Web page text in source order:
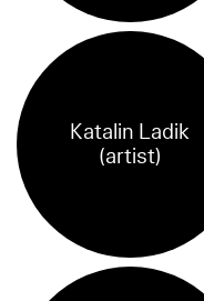
Katalin Ladik
(artist)